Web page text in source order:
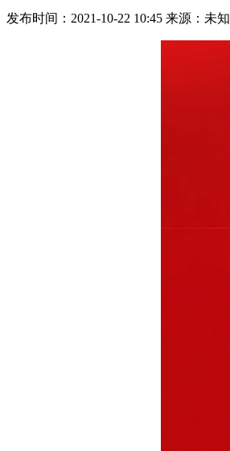
发布时间：2021-10-22 10:45 来源：未知